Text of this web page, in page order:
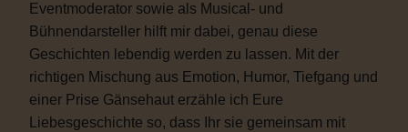
Eventmoderator sowie als Musical- und
Bühnendarsteller hilft mir dabei, genau diese
Geschichten lebendig werden zu lassen. Mit der
richtigen Mischung aus Emotion, Humor, Tiefgang und
einer Prise Gänsehaut erzähle ich Eure
Liebesgeschichte so, dass Ihr sie gemeinsam mit